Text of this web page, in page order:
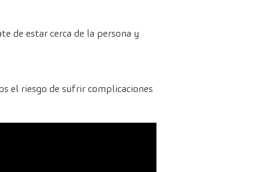
de estar cerca de la persona y
el riesgo de sufrir complicaciones